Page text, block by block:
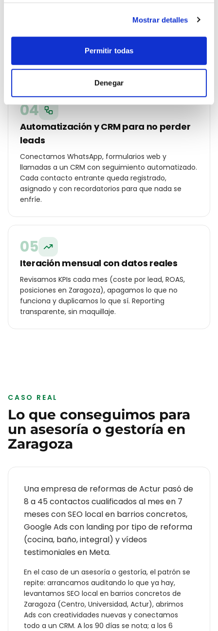
Mostrar detalles
Permitir todas
Denegar
Campañas Ads y SEO local en marcha
optimización on-page y ficha de Google Business
Profile con fotos, posts y reseñas reales.
04
Automatización y CRM para no perder
leads
Conectamos WhatsApp, formularios web y
llamadas a un CRM con seguimiento automatizado.
Cada contacto entrante queda registrado,
asignado y con recordatorios para que nada se
enfríe.
05
Iteración mensual con datos reales
Revisamos KPIs cada mes (coste por lead, ROAS,
posiciones en Zaragoza), apagamos lo que no
funciona y duplicamos lo que sí. Reporting
transparente, sin maquillaje.
CASO REAL
Lo que conseguimos para
un asesoría o gestoría en
Zaragoza
Una empresa de reformas de Actur pasó de
8 a 45 contactos cualificados al mes en 7
meses con SEO local en barrios concretos,
Google Ads con landing por tipo de reforma
(cocina, baño, integral) y vídeos
testimoniales en Meta.
En el caso de un asesoría o gestoría, el patrón se
repite: arrancamos auditando lo que ya hay,
levantamos SEO local en barrios concretos de
Zaragoza (Centro, Universidad, Actur), abrimos
Ads con creatividades nuevas y conectamos
todo a un CRM. A los 90 días se nota; a los 6